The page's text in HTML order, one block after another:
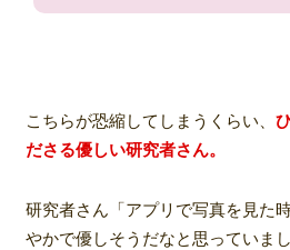
こちらが恐縮してしまうくらい、
ださる優しい研究者さん。
研究者さん「アプリで写真を見た
やかで優しそうだなと思っていまし